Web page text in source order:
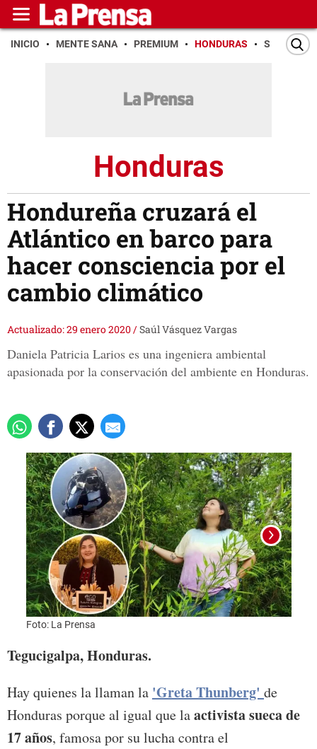
INICIO MENTE SANA PREMIUM HONDURAS SAN PEDRO
Honduras
Hondureña cruzará el
Atlántico en barco para
hacer consciencia por el
cambio climático
Actualizado: 29 enero 2020/Saúl Vásquez Vargas
Daniela Patricia Larios es una ingeniera ambiental
apasionada por la conservación del ambiente en Honduras.
Foto: La Prensa
Tegucigalpa, Honduras.
Hay quienes la llaman la 'Greta Thunberg' de
Honduras porque al igual que laactivista sueca de
17 años, famosa por su lucha contra el